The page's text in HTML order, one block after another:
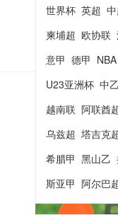
世界杯 英超
柬埔超 欧协联
意甲 德甲 NBA
U23亚洲杯 中乙
越南联 阿联酋
乌兹超 塔吉克
希腊甲 黑山乙
斯亚甲 阿尔巴